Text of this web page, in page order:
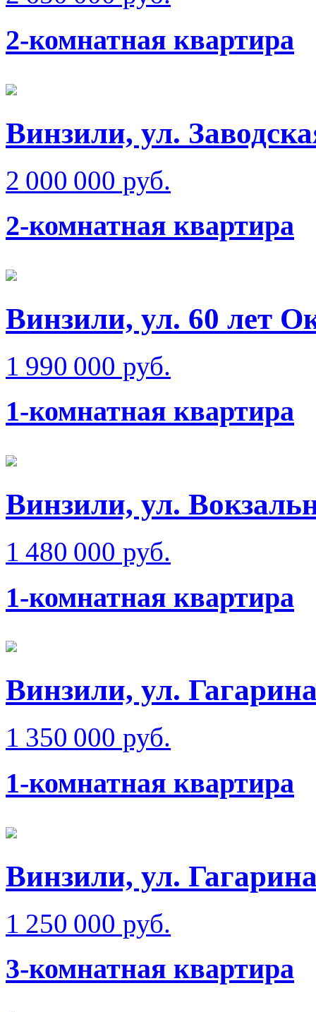
2-комнатная квартира
Винзили, ул.
2 000 000 руб.
2-комнатная квартира
Винзили, ул. 60 лет
1 990 000 руб.
1-комнатная квартира
Винзили, ул.
1 480 000 руб.
1-комнатная квартира
Винзили, ул.
1 350 000 руб.
1-комнатная квартира
Винзили, ул.
1 250 000 руб.
3-комнатная квартира